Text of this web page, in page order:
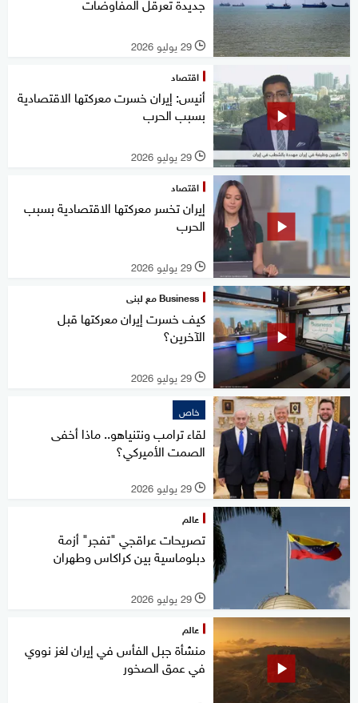
l 29 يوليو 2026
اقتصاد
أنيس: إيران خسرت معركتها الاقتصادية
بسبب الحرب
l 29 يوليو 2026
اقتصاد
إيران تخسر معركتها الاقتصادية بسبب
الحرب
l 29 يوليو 2026
Business مع لبنى
كيف خسرت إيران معركتها قبل
الآخرين؟
l 29 يوليو 2026
خاص
لقاء ترامب ونتنياهو.. ماذا أخفى
الصمت الأميركي؟
l 29 يوليو 2026
عالم
تصريحات عراقجي "تفجر" أزمة
دبلوماسية بين كراكاس وطهران
l 29 يوليو 2026
عالم
منشأة جبل الفأس في إيران لغز نووي
في عمق الصخور